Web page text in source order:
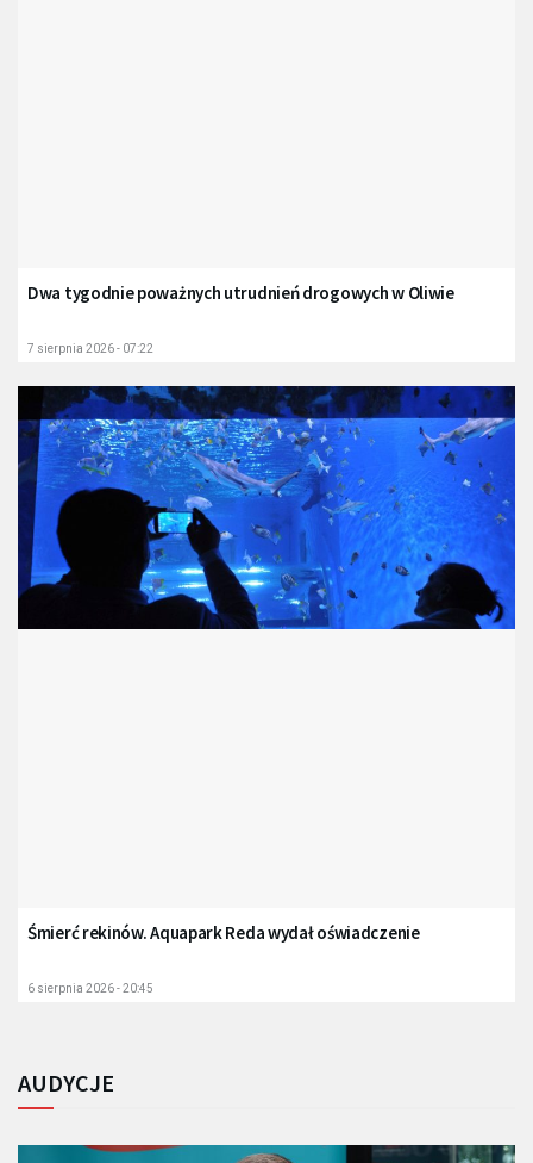
Dwa tygodnie poważnych utrudnień drogowych w Oliwie
7 sierpnia 2026 - 07:22
Śmierć rekinów. Aquapark Reda wydał oświadczenie
6 sierpnia 2026 - 20:45
AUDYCJE